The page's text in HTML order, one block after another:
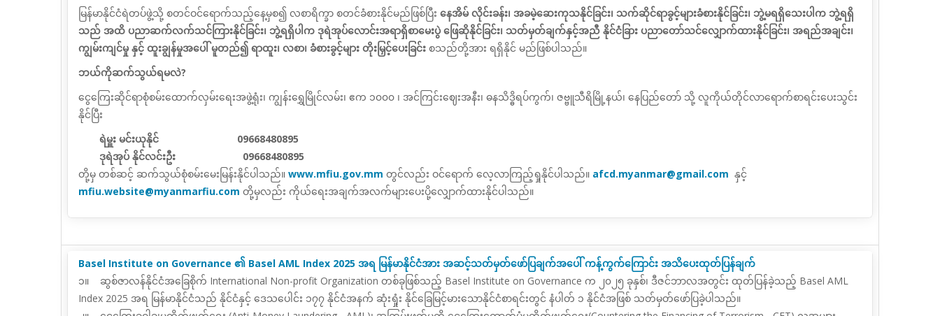
မြန်မာနိုင်ငံရဲတပ်ဖွဲ့သို့ စတင်ဝင်ရောက်သည့်နေ့မှစ၍ လစာရိက္ခာ စတင်ခံစားနိုင်မည်ဖြစ်ပြီး နေအိမ်လိုင်းခန်း၊ အခမဲ့ဆေးကုသနိုင်ခြင်း၊ သက်ဆိုင်ရာခွင့်များခံစားနိုင်ခြင်း၊ ဘွဲ့မရရှိသေးပါက ဘွဲ့ရရှိ
သည် အထိ ပညာဆက်လက်သင်ကြားနိုင်ခြင်း၊ ဘွဲ့ရရှိပါက ဒုရဲအုပ်လောင်းအရာရှိစာမေးပွဲ ဖြေဆိုနိုင်ခြင်း၊ သတ်မှတ်ချက်နှင့်အညီ နိုင်ငံခြား ပညာတော်သင်လျှောက်ထားနိုင်ခြင်း၊ အရည်အချင်း၊
ကျွမ်းကျင်မှု နှင့် ထူးချွန်မှုအပေါ် မူတည်၍ ရာထူး၊ လစာ၊ ခံစားခွင့်များ တိုးမြှင့်ပေးခြင်း စသည်တို့အား ရရှိနိုင် မည်ဖြစ်ပါသည်။
ဘယ်ကိုဆက်သွယ်ရမလဲ?
ငွေကြေးဆိုင်ရာစုံစမ်းထောက်လှမ်းရေးအဖွဲ့ရုံး၊ ကျွန်းရွှေမြိုင်လမ်း၊ ဧက ၁၀၀၀ ၊ အင်ကြင်းဈေးအနီး၊ ဓနသိဒ္ဓိရပ်ကွက်၊ ဇဗ္ဗူသီရိမြို့နယ်၊ နေပြည်တော် သို့ လူကိုယ်တိုင်လာရောက်စာရင်းပေးသွင်း
နိုင်ပြီး
ရဲမှူး မင်းယုနိုင် 09668480895
ဒုရဲအုပ် နိုင်လင်းဦး 09668480895
တို့မှ တစ်ဆင့် ဆက်သွယ်စုံစမ်းမေးမြန်းနိုင်ပါသည်။ www.mfiu.gov.mm တွင်လည်း ဝင်ရောက် လေ့လာကြည့်ရှုနိုင်ပါသည်။ afcd.myanmar@gmail.com နှင့်
mfiu.website@myanmarfiu.com တို့မှလည်း ကိုယ်ရေးအချက်အလက်များပေးပို့လျှောက်ထားနိုင်ပါသည်။
Basel Institute on Governance ၏ Basel AML Index 2025 အရ မြန်မာနိုင်ငံအား အဆင့်သတ်မှတ်ဖော်ပြချက်အပေါ် ကန့်ကွက်ကြောင်း အသိပေးထုတ်ပြန်ချက်
၁။ ဆွစ်ဇာလန်နိုင်ငံအခြေစိုက် International Non-profit Organization တစ်ခုဖြစ်သည့် Basel Institute on Governance က ၂၀၂၅ ခုနှစ်၊ ဒီဇင်ဘာလအတွင်း ထုတ်ပြန်ခဲ့သည့် Basel AML
Index 2025 အရ မြန်မာနိုင်ငံသည် နိုင်ငံနှင့် ဒေသပေါင်း ၁၇၇ နိုင်ငံအနက် ဆုံးရှုံး နိုင်ခြေမြင့်မားသောနိုင်ငံစာရင်းတွင် နံပါတ် ၁ နိုင်ငံအဖြစ် သတ်မှတ်ဖော်ပြခဲ့ပါသည်။